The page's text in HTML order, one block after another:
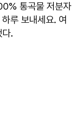
통곡물 저분자
루 보내세요. 여
.